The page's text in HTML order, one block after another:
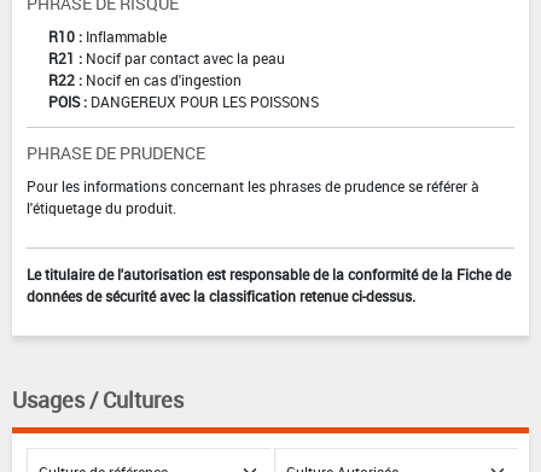
R10 : Inflammable
R21 : Nocif par contact avec la peau
R22 : Nocif en cas d'ingestion
POIS : DANGEREUX POUR LES POISSONS
PHRASE DE PRUDENCE
Pour les informations concernant les phrases de prudence se référer à
l'étiquetage du produit.
Le titulaire de l'autorisation est responsable de la conformité de la Fiche de
données de sécurité avec la classification retenue ci-dessus.
Usages / Cultures